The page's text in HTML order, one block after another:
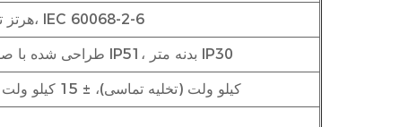
10 هرتز تا 150 هرتز، IEC 60068-2-6
طراحی شده با صفحه نمایش جلو IP51، بدنه متر IP30
± 8 کیلو ولت (تخلیه تماسی)، ± 15 کیلو ولت (تخلیه هوا)